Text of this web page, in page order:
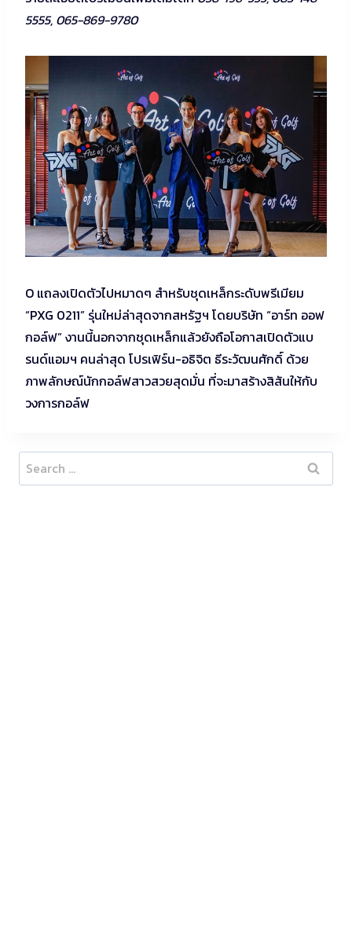
5555, 065-869-9780
O แถลงเปิดตัวไปหมาดๆ สำหรับชุดเหล็กระดับพรีเมียม
“PXG 0211” รุ่นใหม่ล่าสุดจากสหรัฐฯ โดยบริษัท “อาร์ท ออฟ
กอล์ฟ” งานนี้นอกจากชุดเหล็กแล้วยังถือโอกาสเปิดตัวแบ
รนด์แอมฯ คนล่าสุด โปรเฟิร์น-อธิจิต ธีระวัฒนศักดิ์ ด้วย
ภาพลักษณ์นักกอล์ฟสาวสวยสุดมั่น ที่จะมาสร้างสิสันให้กับ
วงการกอล์ฟ
Search
for: